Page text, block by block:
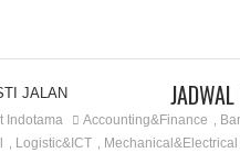
Indotama Accounting&Finance
Logistic&ICT